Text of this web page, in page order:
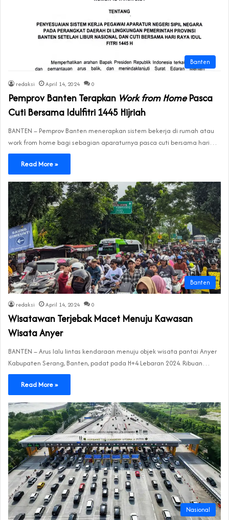
Banten
redaksi April 14, 2024 0
Pemprov Banten Terapkan Work from HomePasca
Cuti Bersama Idulfitri 1445 Hijriah
BANTEN – Pemprov Banten menerapkan sistem bekerja di rumah atau
work from home bagi sebagian aparaturnya pasca cuti bersama hari…
Read More »
Banten
redaksi April 14, 2024 0
Wisatawan Terjebak Macet Menuju Kawasan
Wisata Anyer
BANTEN – Arus lalu lintas kendaraan menuju objek wisata pantai Anyer
Kabupaten Serang, Banten, padat pada H+4 Lebaran 2024. Ribuan…
Read More »
Nasional